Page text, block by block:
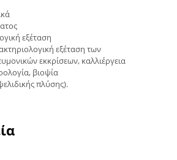
εξέταση
εξέταση των
εκκρίσεων, καλλιέργεια
βιοψία
πλύσης).